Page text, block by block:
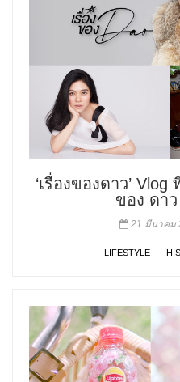
‘เรื่องของดาว’
ของ ดา
21 มีนาคม
LIFESTYLE